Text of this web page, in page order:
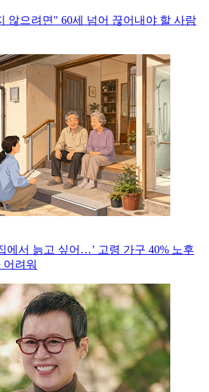
않으려면" 60세 넘어 끊어내야 할 사람
에서 늙고 싶어…’ 고령 가구 40% 노후
어려워